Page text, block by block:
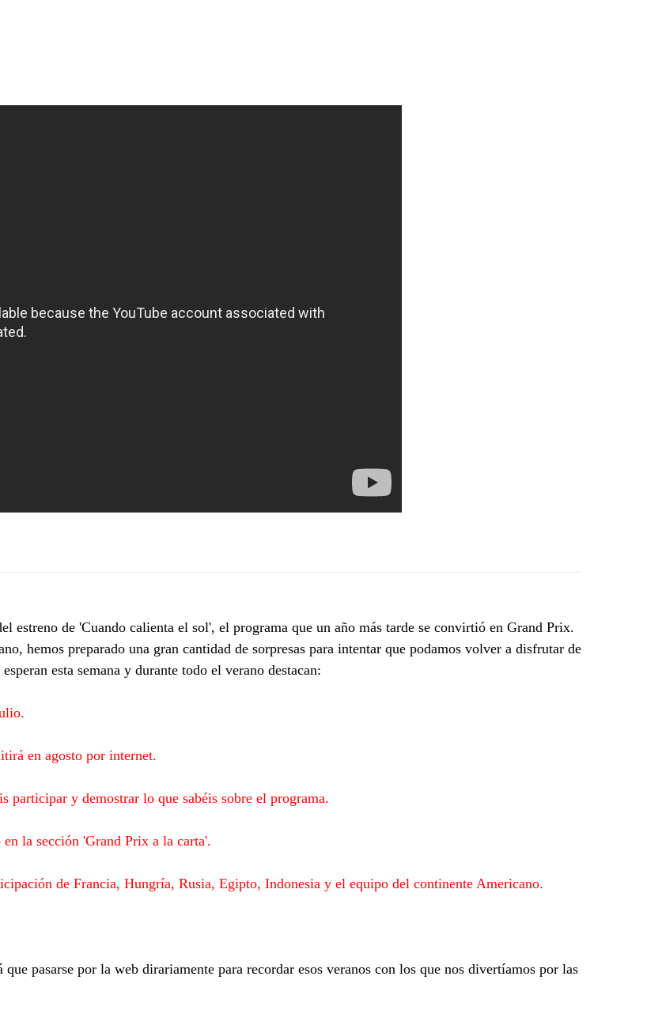
estreno de 'Cuando calienta el sol', el programa que un año más tarde se convirtió en Grand Prix.
hemos preparado una gran cantidad de sorpresas para intentar que podamos volver a disfrutar de
esta semana y durante todo el verano destacan:
en agosto por internet.
participar y demostrar lo que sabéis sobre el programa.
la sección 'Grand Prix a la carta'.
de Francia, Hungría, Rusia, Egipto, Indonesia y el equipo del continente Americano.
pasarse por la web dirariamente para recordar esos veranos con los que nos divertíamos por las